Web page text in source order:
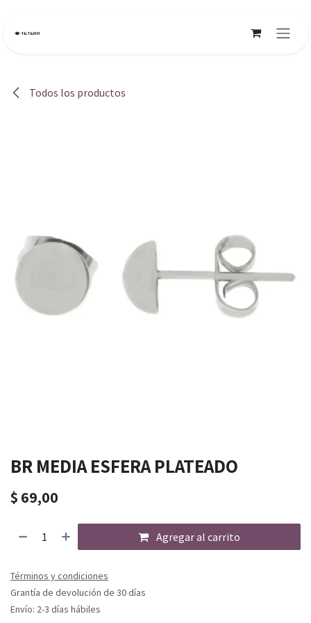
Todos los productos
BR MEDIA ESFERA PLATEADO
$ 69,00
Agregar al carrito
Términos y condiciones
Grantía de devolución de 30 días
Envío: 2-3 días hábiles